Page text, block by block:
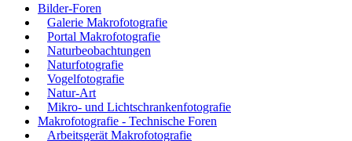
Bilder-Foren
Galerie Makrofotografie
Portal Makrofotografie
Naturbeobachtungen
Naturfotografie
Vogelfotografie
Natur-Art
Mikro- und Lichtschrankenfotografie
Makrofotografie - Technische Foren
Arbeitsgerät Makrofotografie